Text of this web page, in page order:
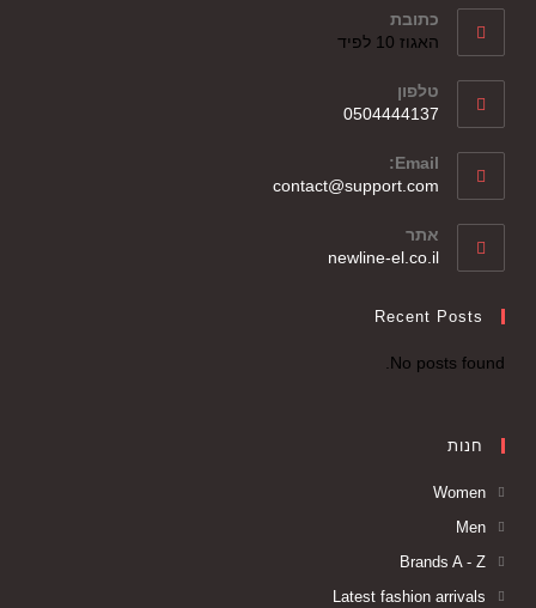
כתובת
האגוז 10 לפיד
טלפון
0504444137
Email:
contact@support.com
אתר
newline-el.co.il
Recent Posts
No posts found.
חנות
Women
Men
Brands A - Z
Latest fashion arrivals